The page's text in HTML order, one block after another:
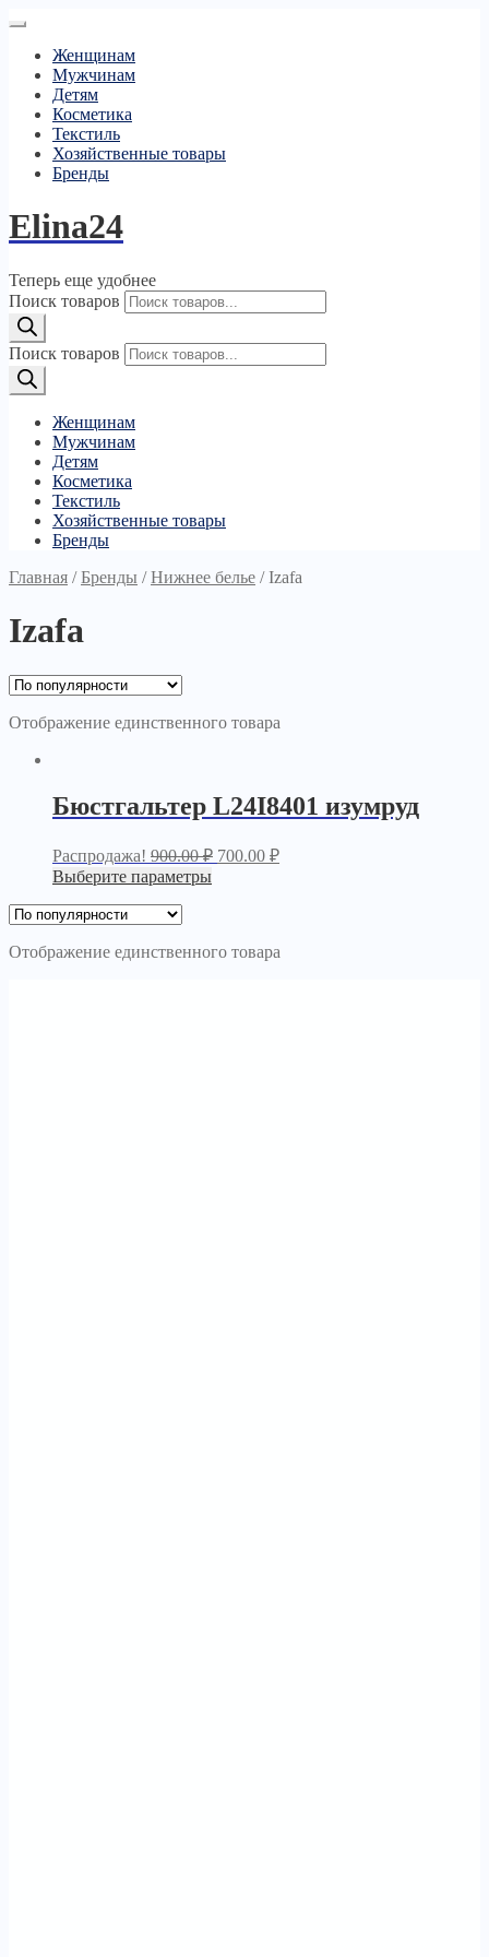
Женщинам
Мужчинам
Детям
Косметика
Текстиль
Хозяйственные товары
Бренды
Elina24
Теперь еще удобнее
Поиск товаров
Поиск товаров
Женщинам
Мужчинам
Детям
Косметика
Текстиль
Хозяйственные товары
Бренды
Главная /Бренды /Нижнее белье /Izafa
Izafa
Отображение единственного товара
Бюстгальтер L24I8401 изумруд
Распродажа! 900.00₽ 700.00 ₽
Выберите параметры
Отображение единственного товара